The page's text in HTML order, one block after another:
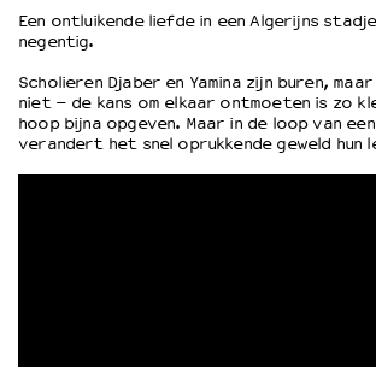
Integriteits- en gedragscode
Duurzaamheid
Culturele boycot Israël
Ruimte voor artistieke vrijheid – VNPF
Een ontluikende liefde in een Algerijns
negentig.
Scholieren Djaber en Yamina zijn buren,
niet – de kans om elkaar ontmoeten is zo
hoop bijna opgeven. Maar in de loop van
verandert het snel oprukkende geweld hun